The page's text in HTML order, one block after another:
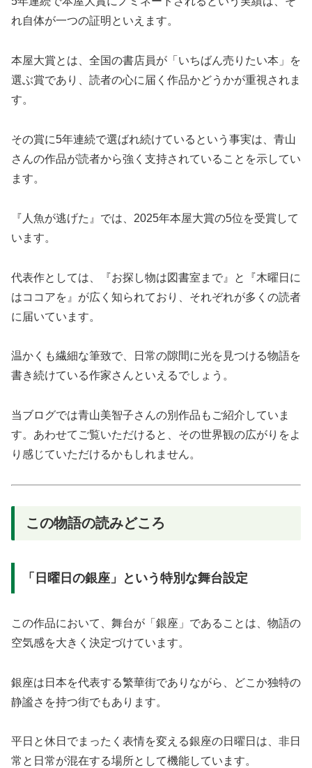
れ自体が一つの証明といえます。
本屋大賞とは、全国の書店員が「いちばん売りたい本」を
選ぶ賞であり、読者の心に届く作品かどうかが重視されま
す。
その賞に5年連続で選ばれ続けているという事実は、青山
さんの作品が読者から強く支持されていることを示してい
ます。
『人魚が逃げた』では、2025年本屋大賞の5位を受賞して
います。
代表作としては、『お探し物は図書室まで』と『木曜日に
はココアを』が広く知られており、それぞれが多くの読者
に届いています。
温かくも繊細な筆致で、日常の隙間に光を見つける物語を
書き続けている作家さんといえるでしょう。
当ブログでは青山美智子さんの別作品もご紹介していま
す。あわせてご覧いただけると、その世界観の広がりをよ
り感じていただけるかもしれません。
この物語の読みどころ
「日曜日の銀座」という特別な舞台設定
この作品において、舞台が「銀座」であることは、物語の
空気感を大きく決定づけています。
銀座は日本を代表する繁華街でありながら、どこか独特の
静謐さを持つ街でもあります。
平日と休日でまったく表情を変える銀座の日曜日は、非日
常と日常が混在する場所として機能しています。